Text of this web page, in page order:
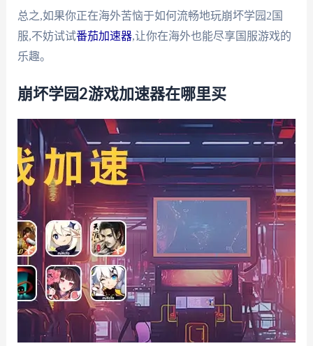
总之,如果你正在海外苦恼于如何流畅地玩崩坏学园2国
服,不妨试试番茄加速器,让你在海外也能尽享国服游戏的
乐趣。
崩坏学园2游戏加速器在哪里买